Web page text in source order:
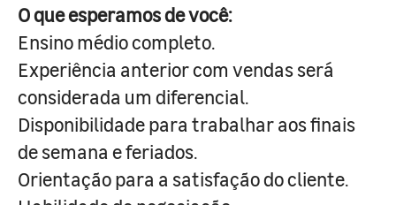
O que esperamos de você:
Ensino médio completo.
Experiência anterior com vendas será
considerada um diferencial.
Disponibilidade para trabalhar aos finais
de semana e feriados.
Orientação para a satisfação do cliente.